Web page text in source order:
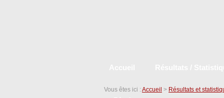
Vous êtes ici : Accueil > Résultats et